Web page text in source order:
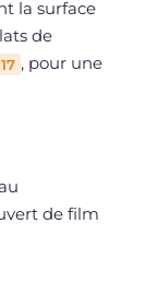
la surface
de
17 , pour une
de film